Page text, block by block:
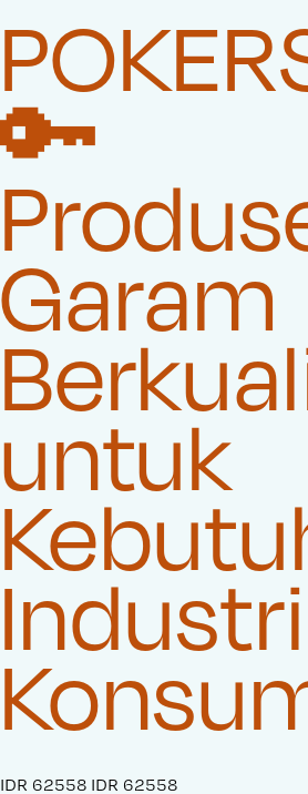
🔑
Garam
untuk
S
IDR 62558 O
IDR 62558